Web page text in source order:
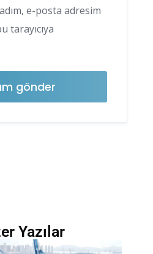
e-posta adresim
tarayıcıya
Yazılar